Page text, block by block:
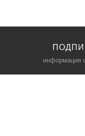
информация